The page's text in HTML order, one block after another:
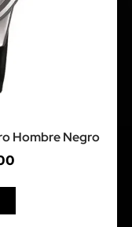
Hombre Negro